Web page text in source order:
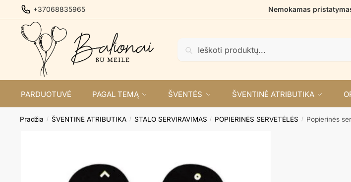
to
navigation
to
content
+37068835965 Nemokamas
PARDUOTUVĖ PAGAL TEMĄ ŠVENTĖS ŠVENTINĖ ATRIBUTIKA
Pradžia / ŠVENTINĖ ATRIBUTIKA / STALO SERVIRAVIMAS / POPIERINĖS SERVETĖLĖS / Popierinės